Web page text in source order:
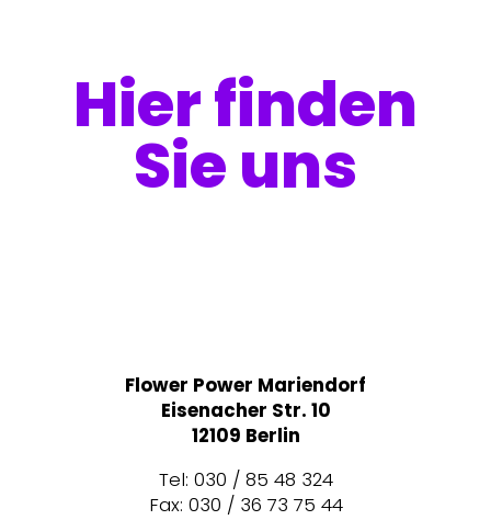
Hier finden
Sie uns
Flower Power Mariendorf
Eisenacher Str. 10
12109 Berlin
Tel: 030 / 85 48 324
Fax: 030 / 36 73 75 44